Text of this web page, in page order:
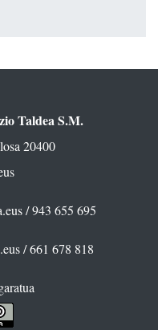
Taldea S.M.
20400
/ 943 655 695
/ 661 678 818